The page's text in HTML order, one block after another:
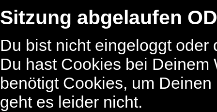
Sitzung abgelaufen
Du bist nicht eingeloggt
Du hast Cookies bei
benötigt Cookies, um
geht es leider nicht.